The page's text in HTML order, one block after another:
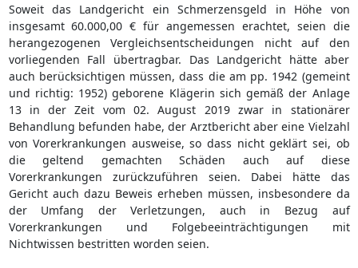
Soweit das Landgericht ein Schmerzensgeld in Höhe von
insgesamt 60.000,00 € für angemessen erachtet, seien die
herangezogenen Vergleichsentscheidungen nicht auf den
vorliegenden Fall übertragbar. Das Landgericht hätte aber
auch berücksichtigen müssen, dass die am pp. 1942 (gemeint
und richtig: 1952) geborene Klägerin sich gemäß der Anlage
13 in der Zeit vom 02. August 2019 zwar in stationärer
Behandlung befunden habe, der Arztbericht aber eine Vielzahl
von Vorerkrankungen ausweise, so dass nicht geklärt sei, ob
die geltend gemachten Schäden auch auf diese
Vorerkrankungen zurückzuführen seien. Dabei hätte das
Gericht auch dazu Beweis erheben müssen, insbesondere da
der Umfang der Verletzungen, auch in Bezug auf
Vorerkrankungen und Folgebeeinträchtigungen mit
Nichtwissen bestritten worden seien.